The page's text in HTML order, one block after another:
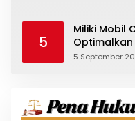
5
Miliki Mobil
Optimalkan
5 September